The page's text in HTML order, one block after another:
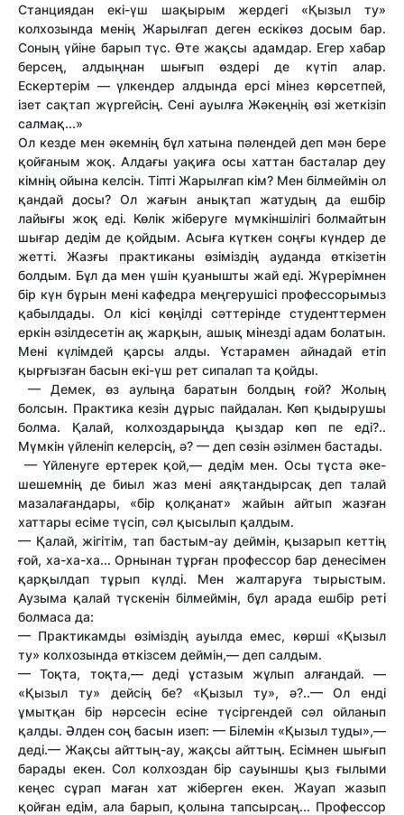
Станциядан екі-үш шақырым жердегі «Қызыл ту»
колхозында менің Жарылғап деген ескікөз досым бар.
Соның үйіне барып түс. Өте жақсы адамдар. Егер хабар
берсең, алдыңнан шығып өздері де күтіп алар.
Ескертерім — үлкендер алдында ерсі мінез көрсетпей,
ізет сақтап жүргейсің. Сені ауылға Жәкеңнің өзі жеткізіп
салмақ...»
Ол кезде мен әкемнің бұл хатына пәлендей деп мән бере
қойғаным жоқ. Алдағы уақиға осы хаттан басталар деу
кімнің ойына келсін. Тіпті Жарылғап кім? Мен білмеймін ол
қандай досы? Ол жағын анықтап жатудың да ешбір
лайығы жоқ еді. Көлік жіберуге мүмкіншілігі болмайтын
шығар дедім де қойдым. Асыға күткен соңғы күндер де
жетті. Жазғы практиканы өзіміздің ауданда өткізетін
болдым. Бұл да мен үшін қуанышты жай еді. Жүрерімнен
бір күн бұрын мені кафедра меңгерушісі профессорымыз
қабылдады. Ол кісі көңілді сәттерінде студенттермен
еркін әзілдесетін ақ жарқын, ашық мінезді адам болатын.
Мені күлімдей қарсы алды. Ұстарамен айнадай етіп
қырғызған басын екі-үш рет сипалап та қойды.
— Демек, өз аулыңа баратын болдың ғой? Жолың
болсын. Практика кезін дұрыс пайдалан. Көп қыдырушы
болма. Қалай, колхоздарыңда қыздар көп пе еді?..
Мүмкін үйленіп келерсің, ә? — деп сөзін әзілмен бастады.
— Үйленуге ертерек қой,— дедім мен. Осы тұста әке-
шешемнің де биыл жаз мені аяқтандырсақ деп талай
мазалағандары, «бір қолқанат» жайын айтып жазған
хаттары есіме түсіп, сәл қысылып қалдым.
— Қалай, жігітім, тап бастым-ау деймін, қызарып кеттің
ғой, ха-ха-ха... Орнынан тұрған профессор бар денесімен
қарқылдап тұрып күлді. Мен жалтаруға тырыстым.
Аузыма қалай түскенін білмеймін, бұл арада ешбір реті
болмаса да:
— Практикамды өзіміздің ауылда емес, көрші «Қызыл
ту» колхозында өткізсем деймін,— деп салдым.
— Тоқта, тоқта,— деді ұстазым жұлып алғандай. —
«Қызыл ту» дейсің бе? «Қызыл ту», ә?..— Ол енді
ұмытқан бір нәрсесін есіне түсіргендей сәл ойланып
қалды. Әлден соң басын изеп: — Білемін «Қызыл туды»,—
деді.— Жақсы айттың-ау, жақсы айттың. Есімнен шығып
барады екен. Сол колхоздан бір сауыншы қыз ғылыми
кеңес сұрап маған хат жіберген екен. Жауап жазып
қойған едім, ала барып, қолына тапсырсаң... Профессор